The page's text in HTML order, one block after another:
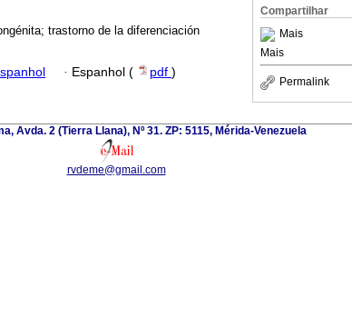
Compartilhar
Mais
Mais
Permalink
trastorno de la diferenciación
· Espanhol ( pdf )
Avda. 2 (Tierra Llana), Nº 31. ZP: 5115, Mérida-Venezuela
rvdeme@gmail.com